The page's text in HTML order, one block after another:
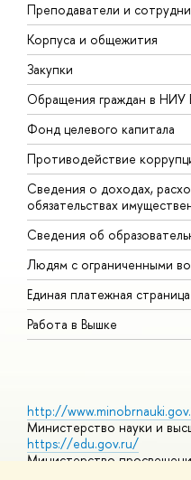
Преподаватели и
Корпуса и общежития
Закупки
Обращения граждан в
Фонд целевого капитала
Противодействие
Сведения о доходах,
обязательствах
Сведения об
Людям с ограниченными
Единая платежная страница
Работа в Вышке
http://
Министерство науки и
https://edu.gov.ru/
Министерство